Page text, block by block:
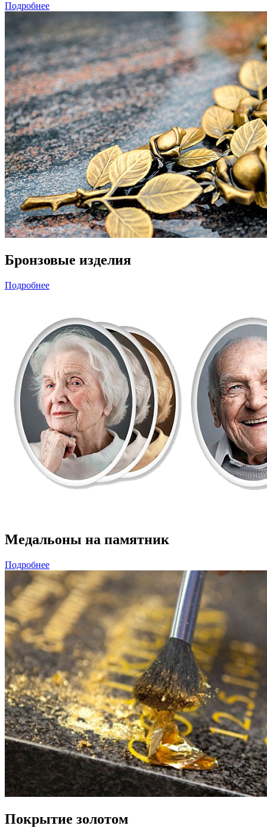
Подробнее
Бронзовые изделия
Подробнее
Медальоны на памятник
Подробнее
Покрытие золотом